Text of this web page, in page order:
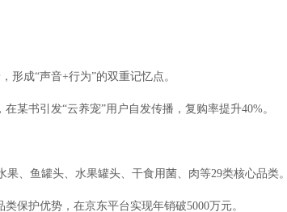
形成“声音+行为”的双重记忆点。
某书引发“云养宠”用户自发传播，复购率提升40%。
、鱼罐头、水果罐头、干食用菌、肉等29类核心品类。
保护优势，在京东平台实现年销破5000万元。